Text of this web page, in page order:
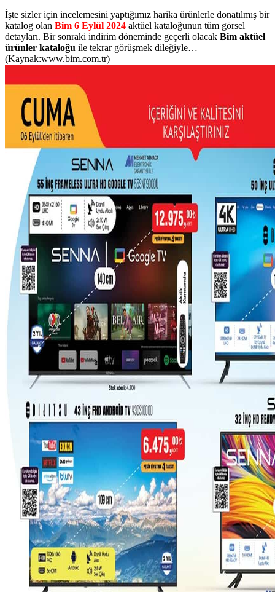
İşte sizler için incelemesini yaptığımız harika ürünlerle donatılmış bir
katalog olan Bim 6 Eylül 2024 aktüel kataloğunun tüm görsel
detayları. Bir sonraki indirim döneminde geçerli olacak Bim aktüel
ürünler kataloğu ile tekrar görüşmek dileğiyle…
(Kaynak:www.bim.com.tr)